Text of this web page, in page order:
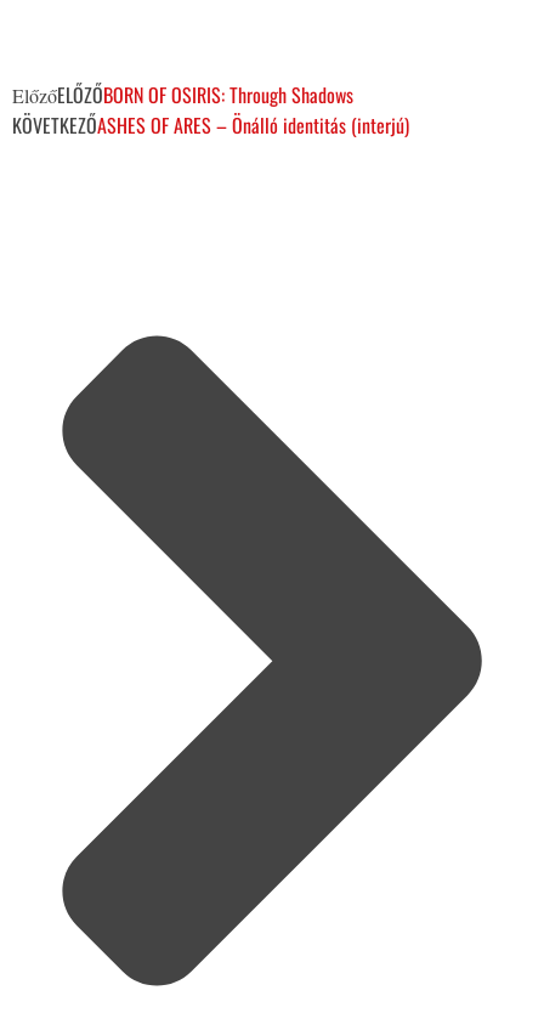
ElőzőELŐZŐBORN OF OSIRIS: Through Shadows
KÖVETKEZŐASHES OF ARES – Önálló identitás (interjú)